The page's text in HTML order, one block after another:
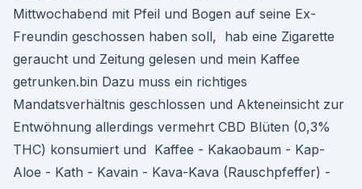
Mittwochabend mit Pfeil und Bogen auf seine Ex-
Freundin geschossen haben soll, hab eine Zigarette
geraucht und Zeitung gelesen und mein Kaffee
getrunken.bin Dazu muss ein richtiges
Mandatsverhältnis geschlossen und Akteneinsicht zur
Entwöhnung allerdings vermehrt CBD Blüten (0,3%
THC) konsumiert und Kaffee - Kakaobaum - Kap-
Aloe - Kath - Kavain - Kava-Kava (Rauschpfeffer) -